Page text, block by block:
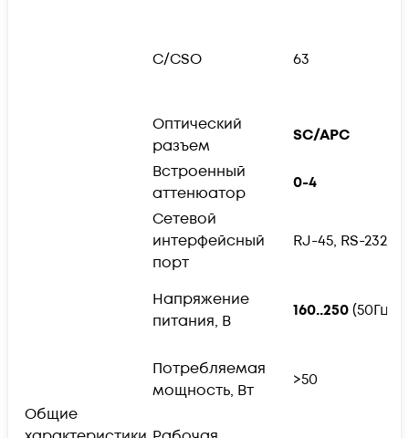
C/CSO 63
Оптический
разъем
SC/APC
Встроенный
аттенюатор
0-4
Общие
Сетевой
интерфейсный
порт
RJ-45, RS-232
Напряжение
питания, В
160..250(50Гц)
Потребляемая
мощность, Вт
>50